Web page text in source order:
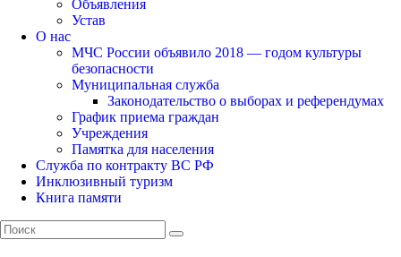
Объявления
Устав
О нас
МЧС России объявило 2018 — годом культуры
безопасности
Муниципальная служба
Законодательство о выборах и референдумах
График приема граждан
Учреждения
Памятка для населения
Служба по контракту ВС РФ
Инклюзивный туризм
Книга памяти